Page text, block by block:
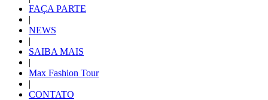
FAÇA PARTE
|
NEWS
|
SAIBA MAIS
|
Max Fashion Tour
|
CONTATO